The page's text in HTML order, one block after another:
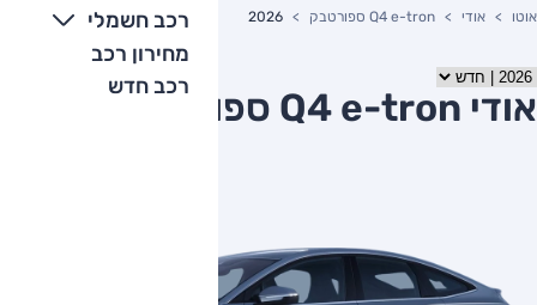
רכב חשמלי
מחירון רכב
רכב חדש
אוטו אודי Q4 e-tron ספורטבק 2026
אודי Q4 e-tron ספורטבק 2026